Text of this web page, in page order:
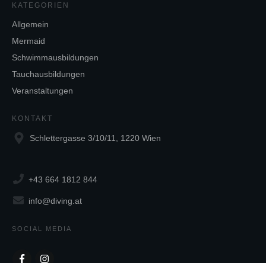
KATEGORIEN
Allgemein
Mermaid
Schwimmausbildungen
Tauchausbildungen
Veranstaltungen
KONTAKT
Schlettergasse 3/10/11, 1220 Wien
+43 664 1812 844
info@diving.at
SOCIAL MEDIA